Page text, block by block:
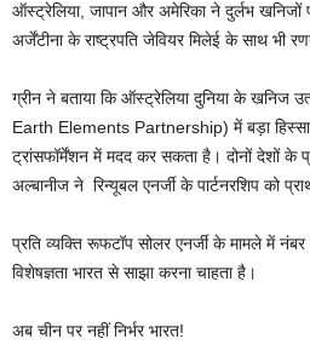
ऑस्ट्रेलिया, जापान और अमेरिका ने दुर्लभ खनिजों
अर्जेंटीना के राष्ट्रपति जेवियर मिलेई के साथ भी
ग्रीन ने बताया कि ऑस्ट्रेलिया दुनिया के खनिज
Earth Elements Partnership) में बड़ा
ट्रांसफॉर्मेंशन में मदद कर सकता है। दोनों देशों के
अल्बानीज ने रिन्यूबल एनर्जी के पार्टनरशिप को
प्रति व्यक्ति रूफटॉप सोलर एनर्जी के मामले में
विशेषज्ञता भारत से साझा करना चाहता है।
अब चीन पर नहीं निर्भर भारत!